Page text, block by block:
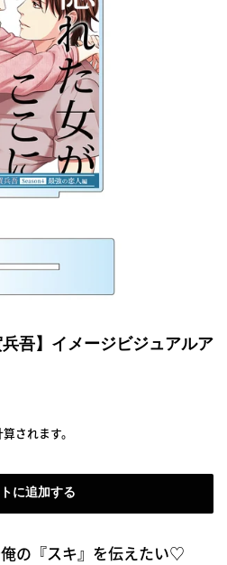
吾】イメージビジュアルア
されます。
に追加する
の『スキ』を伝えたい♡